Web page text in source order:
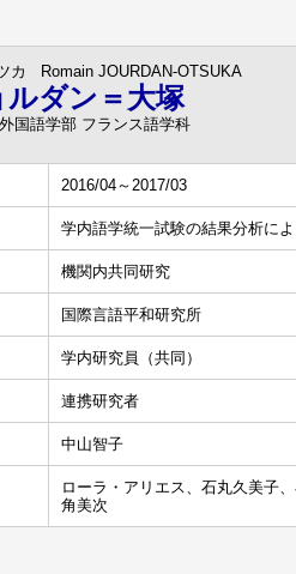
カ Romain JOURDAN-OTSUKA
ダン＝大塚
国語学部 フランス語学科
2016/04～2017/03
学内語学統一試験の結果分析に
機関内共同研究
国際言語平和研究所
学内研究員（共同）
連携研究者
中山智子
ローラ・アリエス、石丸久美子
角美次